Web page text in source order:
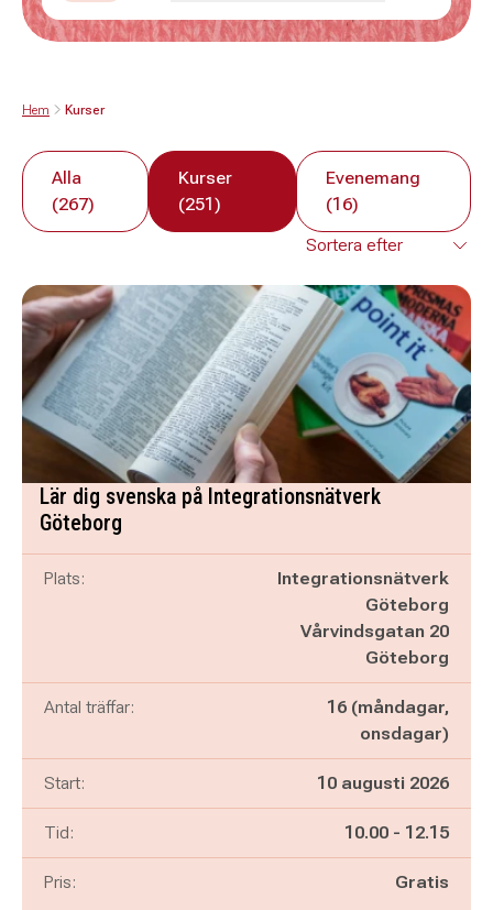
Hem Kurser
Alla
(267)
Kurser
(251)
Evenemang
(16)
Lär dig svenska på Integrationsnätverk
Göteborg
Plats:
Integrationsnätverk
Göteborg
Vårvindsgatan 20
Göteborg
Antal träffar:
16 (måndagar,
onsdagar)
Start: 10 augusti 2026
Tid: Pågår mellan
10.00 - och
12.15
Pris: Gratis